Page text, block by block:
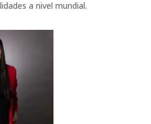
a nivel mundial.